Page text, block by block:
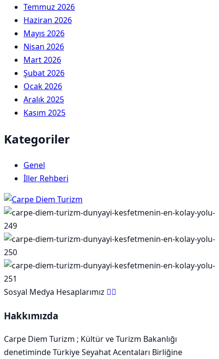
Temmuz 2026
Haziran 2026
Mayıs 2026
Nisan 2026
Mart 2026
Şubat 2026
Ocak 2026
Aralık 2025
Kasım 2025
Kategoriler
Genel
İller Rehberi
Sosyal Medya Hesaplarımız
Hakkımızda
Carpe Diem Turizm ; Kültür ve Turizm Bakanlığı
denetiminde Türkiye Seyahat Acentaları Birliğine